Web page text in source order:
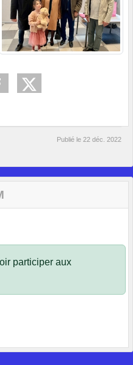
Publié le 22 déc. 2022
participer aux